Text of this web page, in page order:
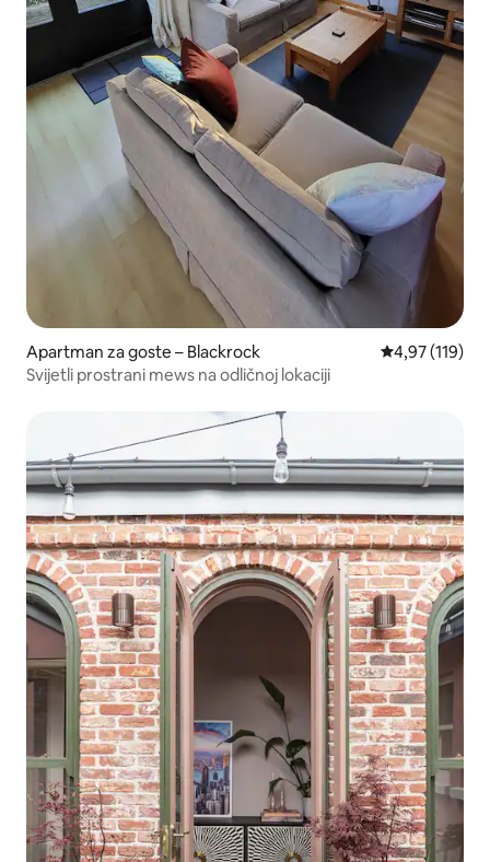
Apartman za goste – Blackrock Prosječna
4,97 (119)
Svijetli prostrani mews na odličnoj lokaciji